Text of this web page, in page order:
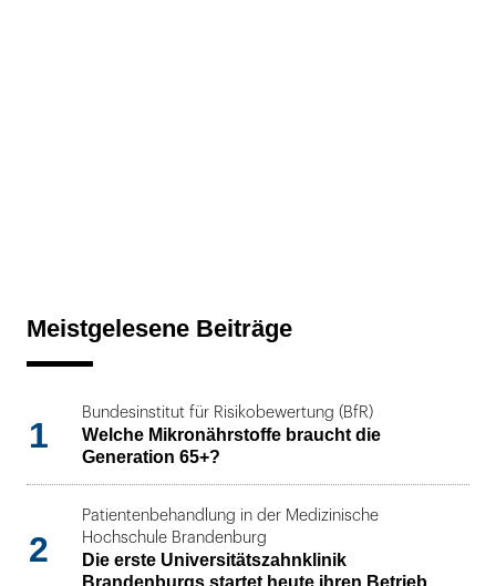
Meistgelesene Beiträge
1
Bundesinstitut für Risikobewertung (BfR)
Welche Mikronährstoffe braucht die
Generation 65+?
2
Patientenbehandlung in der Medizinische
Hochschule Brandenburg
Die erste Universitätszahnklinik